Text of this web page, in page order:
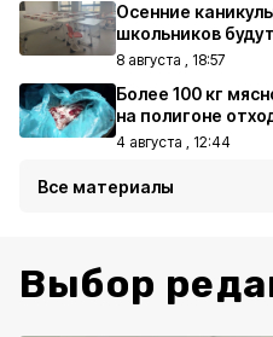
Осенние
школьников
8 августа , 18:57
Более 100 кг
на полигоне
4 августа , 12:44
Все материалы
Выбор